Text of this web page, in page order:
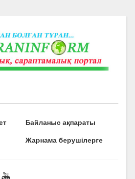
Байланыс ақпараты
Жарнама берушілерге